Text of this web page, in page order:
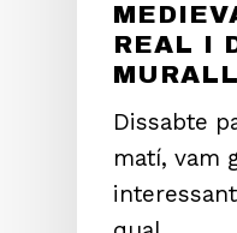
REAL I
Dissabte
matí, vam